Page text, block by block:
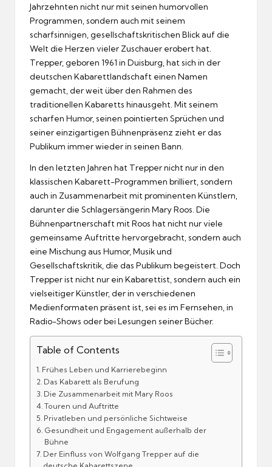
Jahrzehnten nicht nur mit seinen humorvollen
Programmen, sondern auch mit seinem
scharfsinnigen, gesellschaftskritischen Blick auf die
Welt die Herzen vieler Zuschauer erobert hat.
Trepper, geboren 1961 in Duisburg, hat sich in der
deutschen Kabarettlandschaft einen Namen
gemacht, der weit über den Rahmen des
traditionellen Kabaretts hinausgeht. Mit seinem
scharfen Humor, seinen pointierten Sprüchen und
seiner einzigartigen Bühnenpräsenz zieht er das
Publikum immer wieder in seinen Bann.
In den letzten Jahren hat Trepper nicht nur in den
klassischen Kabarett-Programmen brilliert, sondern
auch in Zusammenarbeit mit prominenten Künstlern,
darunter die Schlagersängerin Mary Roos. Die
Bühnenpartnerschaft mit Roos hat nicht nur viele
gemeinsame Auftritte hervorgebracht, sondern auch
eine Mischung aus Humor, Musik und
Gesellschaftskritik, die das Publikum begeistert. Doch
Trepper ist nicht nur ein Kabarettist, sondern auch ein
vielseitiger Künstler, der in verschiedenen
Medienformaten präsent ist, sei es im Fernsehen, in
Radio-Shows oder bei Lesungen seiner Bücher.
Table of Contents
Frühes Leben und Karrierebeginn
Das Kabarett als Berufung
Die Zusammenarbeit mit Mary Roos
Touren und Auftritte
Privatleben und persönliche Sichtweise
Gesundheit und Engagement außerhalb der
Bühne
Der Einfluss von Wolfgang Trepper auf die
deutsche Kabarettszene